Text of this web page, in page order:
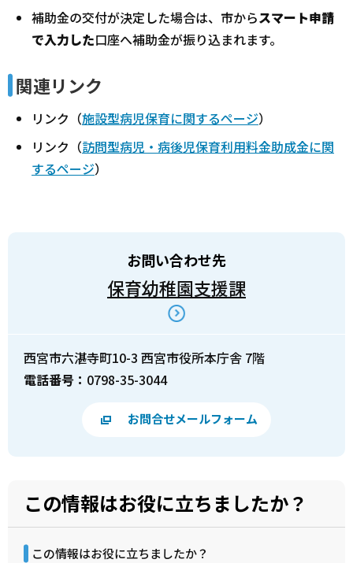
補助金の交付が決定した場合は、市からスマート申請
で入力した口座へ補助金が振り込まれます。
関連リンク
リンク（施設型病児保育に関するページ）
リンク（訪問型病児・病後児保育利用料金助成金に関
するページ）
お問い合わせ先
保育幼稚園支援課
西宮市六湛寺町10-3 西宮市役所本庁舎 7階
電話番号： 0798-35-3044
お問合せメールフォーム
この情報はお役に立ちましたか？
この情報はお役に立ちましたか？